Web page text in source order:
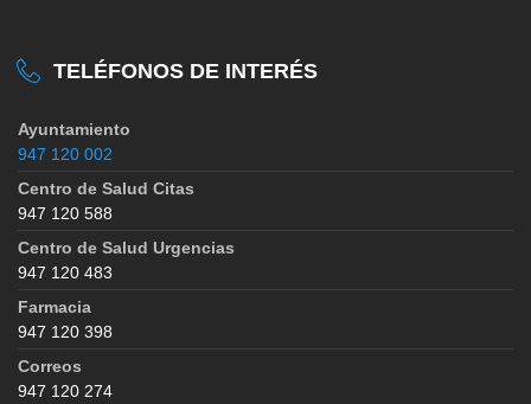
TELÉFONOS DE INTERÉS
Ayuntamiento
947 120 002
Centro de Salud Citas
947 120 588
Centro de Salud Urgencias
947 120 483
Farmacia
947 120 398
Correos
947 120 274